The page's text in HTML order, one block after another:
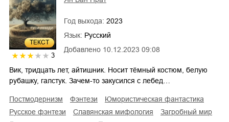
ТЕКСТ
3
Добавлено 10.12.2023 09:08
Год выхода: 2023
Язык: Русский
Вик, тридцать лет, айтишник. Носит тёмный костюм, белую
рубашку, галстук. Зачем-то закусился с лебед…
постмодернизм фэнтези
юмористическая фантастика
русское фэнтези
славянская мифология
загробный мир